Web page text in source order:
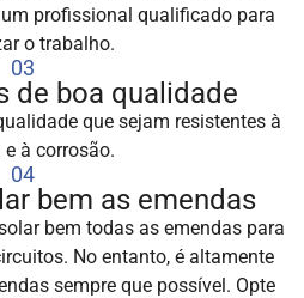
profissional qualificado para
o trabalho.
03
de boa qualidade
que sejam resistentes à
e à corrosão.
04
bem as emendas
bem todas as emendas para
No entanto, é altamente
sempre que possível. Opte